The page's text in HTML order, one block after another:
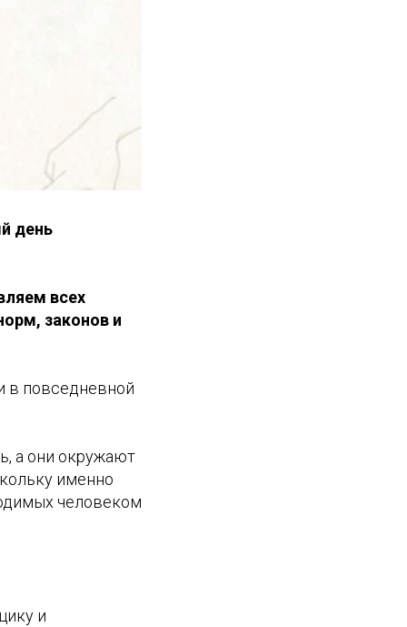
день
всех
законов и
в повседневной
а они окружают
именно
человеком
и